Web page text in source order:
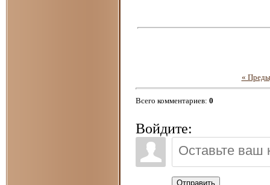
«
Всего комментариев: 0
Войдите:
Отправить